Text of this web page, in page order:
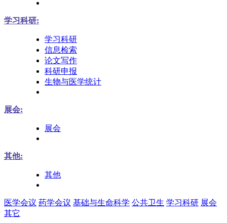
学习科研:
学习科研
信息检索
论文写作
科研申报
生物与医学统计
展会:
展会
其他:
其他
医学会议 药学会议 基础与生命科学 公共卫生 学习科研 展会
其它